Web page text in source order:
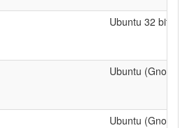
Ubuntu 32 bits
Ubuntu (Gnome)
Ubuntu (Gnome)